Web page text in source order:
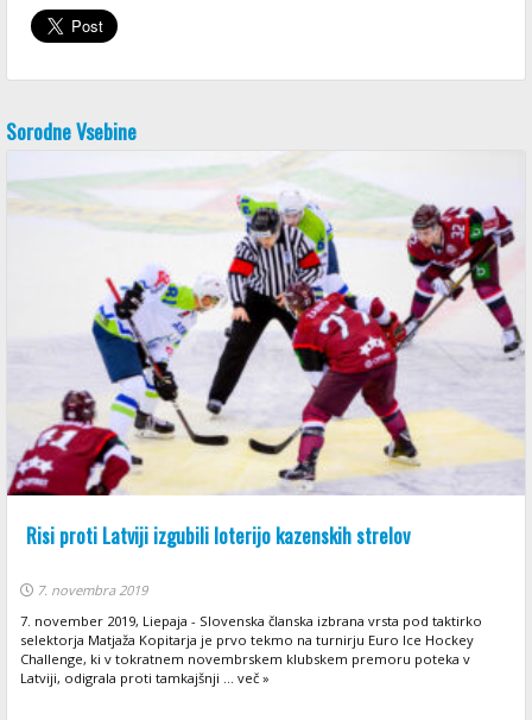
Sorodne Vsebine
Risi proti Latviji izgubili loterijo kazenskih strelov
7. novembra 2019
7. november 2019, Liepaja - Slovenska članska izbrana vrsta pod taktirko
selektorja Matjaža Kopitarja je prvo tekmo na turnirju Euro Ice Hockey
Challenge, ki v tokratnem novembrskem klubskem premoru poteka v
Latviji, odigrala proti tamkajšnji ... več »